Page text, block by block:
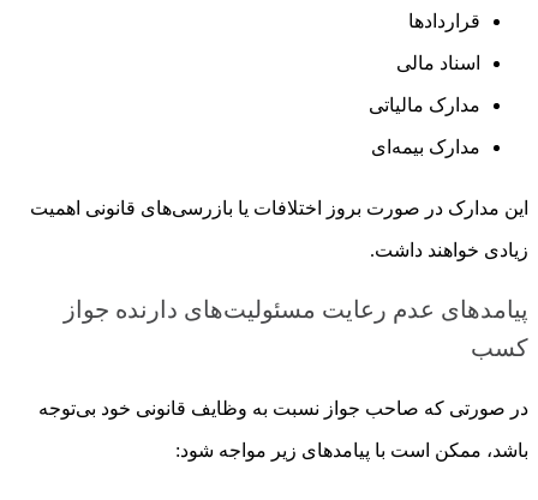
قراردادها
اسناد مالی
مدارک مالیاتی
مدارک بیمه‌ای
این مدارک در صورت بروز اختلافات یا بازرسی‌های قانونی اهمیت
زیادی خواهند داشت.
پیامدهای عدم رعایت مسئولیت‌های دارنده جواز
کسب
در صورتی که صاحب جواز نسبت به وظایف قانونی خود بی‌توجه
باشد، ممکن است با پیامدهای زیر مواجه شود: